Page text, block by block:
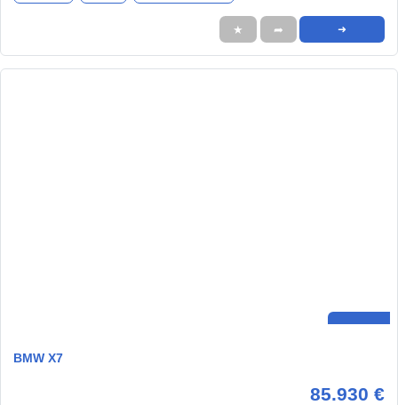
★ ➦ ➜
BMW X7
85.930 €